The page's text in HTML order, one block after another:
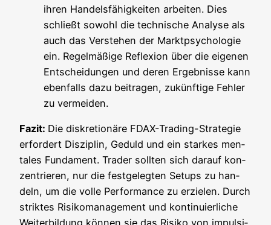
ihren Han­dels­fä­hig­kei­ten arbei­ten. Dies
schließt sowohl die tech­ni­sche Ana­ly­se als
auch das Ver­ste­hen der Markt­psy­cho­lo­gie
ein. Regel­mä­ßi­ge Refle­xi­on über die eige­nen
Ent­schei­dun­gen und deren Ergeb­nis­se kann
eben­falls dazu bei­tra­gen, zukünf­ti­ge Feh­ler
zu vermeiden.
Fazit: Die dis­kre­tio­nä­re FDAX-Tra­ding-Stra­te­gie
erfor­dert Dis­zi­plin, Geduld und ein star­kes men­
ta­les Fun­da­ment. Trader soll­ten sich dar­auf kon­
zen­trie­ren, nur die fest­ge­leg­ten Set­ups zu han­
deln, um die vol­le Per­for­mance zu erzie­len. Durch
strik­tes Risi­ko­ma­nage­ment und kon­ti­nu­ier­li­che
Wei­ter­bil­dung kön­nen sie das Risi­ko von impul­si­